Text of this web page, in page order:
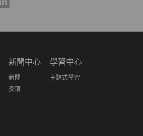
新聞中心
新聞
獎項
學習中心
主題式學習